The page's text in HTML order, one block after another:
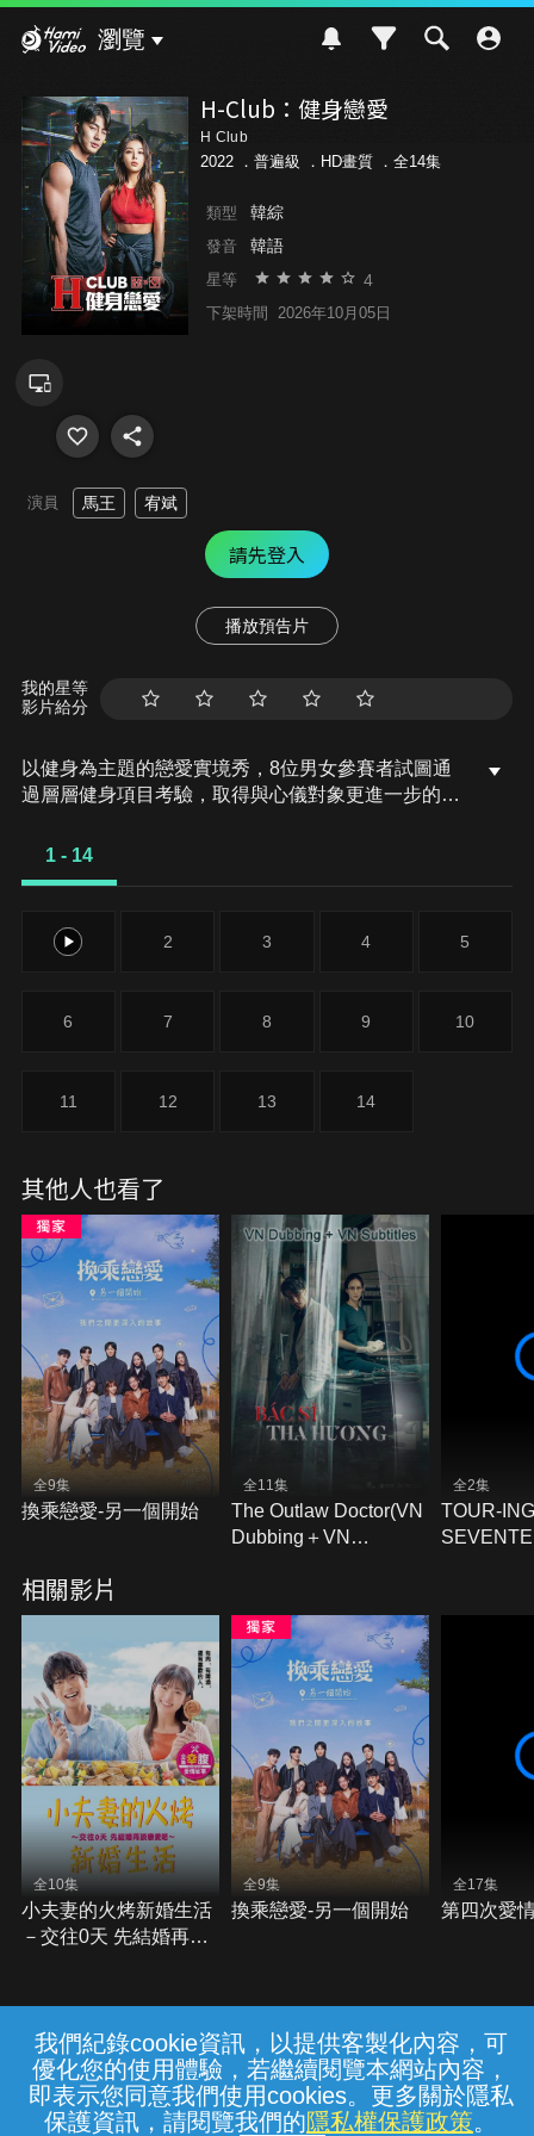
我們紀錄cookie資訊，以提供客製化內容，可
優化您的使用體驗，若繼續閱覽本網站內容，
即表示您同意我們使用cookies。更多關於隱私
保護資訊，請閱覽我們的隱私權保護政策。
瀏覽
H-Club：健身戀愛
H Club
2022 ． 普遍級 ．HD畫質 ．全14集
類型 韓綜
發音 韓語
星等 4
下架時間 2026年10月05日
演員 馬王 宥斌
請先登入
播放預告片
我的星等
影片給分
以健身為主題的戀愛實境秀，8位男女參賽者試圖通
過層層健身項目考驗，取得與心儀對象更進一步的機
1 - 14
1 2 3 4 5
6 7 8 9 10
11 12 13 14
其他人也看了
全9集
換乘戀愛-另一個開始
全11集
The Outlaw Doctor(VN
Dubbing＋VN
全2集
TOUR-
相關影片
全10集
小夫妻的火烤新婚生活
－交往0天 先結婚再談
全9集
換乘戀愛-另一個開始
全17集
第四次愛
常見問題 線上客服 服務條款 隱私權保護
{{notifyMsg}}